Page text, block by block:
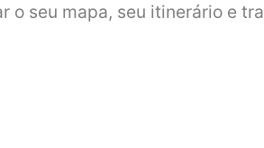
seu mapa, seu itinerário e